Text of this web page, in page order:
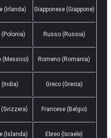
(Irlanda) Giapponese (Giappone)
(Polonia) Russo (Russia)
(Messico) Romeno (Romania)
(India) Greco (Grecia)
Francese (Belgio)
(Islanda) Ebreo (Israele)